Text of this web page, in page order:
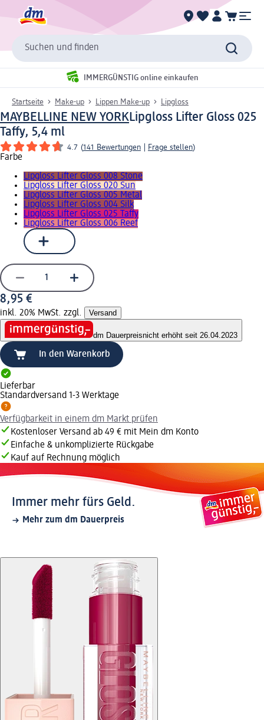
Suchen und finden
IMMERGÜNSTIG online einkaufen
Startseite Make-up Lippen Make-up Lipgloss
MAYBELLINE NEW YORKLipgloss Lifter Gloss 025
Taffy, 5,4 ml
4.7 (141 Bewertungen Frage stellen)
Farbe
Lipgloss Lifter Gloss 008 Stone
Lipgloss Lifter Gloss 020 Sun
Lipgloss Lifter Gloss 005 Metal
Lipgloss Lifter Gloss 004 Silk
Lipgloss Lifter Gloss 025 Taffy
Lipgloss Lifter Gloss 006 Reef
8,95 €
inkl. 20% MwSt. zzgl. Versand
dm Dauerpreisnicht erhöht seit 26.04.2023
In den Warenkorb
Lieferbar
Standardversand 1-3 Werktage
Verfügbarkeit in einem dm Markt prüfen
Kostenloser Versand ab 49 € mit Mein dm Konto
Einfache & unkomplizierte Rückgabe
Kauf auf Rechnung möglich
Immer mehr fürs Geld.
Mehr zum dm Dauerpreis